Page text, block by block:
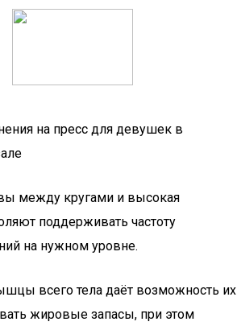
на пресс для девушек в
между кругами и высокая
поддерживать частоту
на нужном уровне.
всего тела даёт возможность их
жировые запасы, при этом